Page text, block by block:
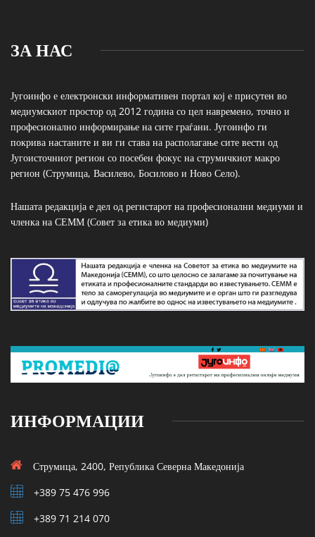
ЗА НАС
Југоинфо е електронски информативен портал кој е присутен во
медиумскиот простор од 2012 година со цел навремено, точно и
професионално информирање на сите граѓани. Југоинфо ги
покрива настаните и ви ги става на располагање сите вести од
Југоисточниот регион со посебен фокус на струмичкиот макро
регион (Струмица, Василево, Босилово и Ново Село).
Нашата редакција е дел од регистарот на професионални медиуми и
членка на СЕММ (Совет за етика во медиуми)
ИНФОРМАЦИИ
Струмица, 2400, Република Северна Македонија
+389 75 476 996
+389 71 214 070